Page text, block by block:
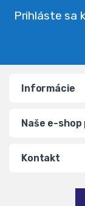
Prihláste sa
Informácie
Naše e-
Kontakt